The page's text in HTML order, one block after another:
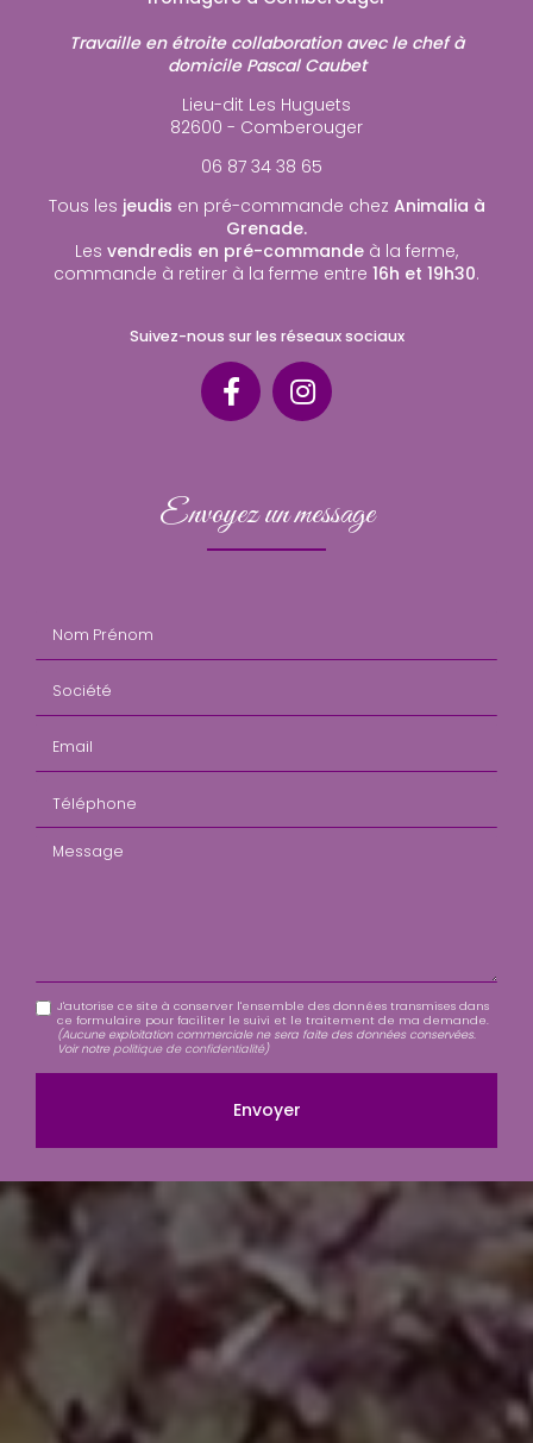
Travaille en étroite collaboration avec le chef à
domicile Pascal Caubet
Lieu-dit Les Huguets
82600 - Comberouger
06 87 34 38 65
Tous les jeudis en pré-commande chez Animalia à
Grenade.
Les vendredis en pré-commande à la ferme,
commande à retirer à la ferme entre 16h et 19h30.
Suivez-nous sur les réseaux sociaux
Envoyez un message
Message
J'autorise ce site à conserver l'ensemble des données transmises dans
ce formulaire pour faciliter le suivi et le traitement de ma demande.
(Aucune exploitation commerciale ne sera faite des données conservées.
Voir notre politique de confidentialité)